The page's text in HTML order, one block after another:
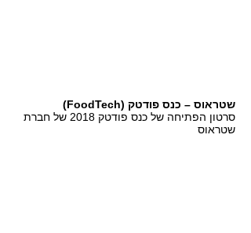
שטראוס – כנס פודטק (FoodTech)
סרטון הפתיחה של כנס פודטק 2018 של חברת
שטראוס